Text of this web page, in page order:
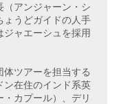
（アンジャーン・シ
ょうどガイドの人手
ャエーシュを採用
ツアーを担当する
ン在住のインド系英
カプール）、デリ